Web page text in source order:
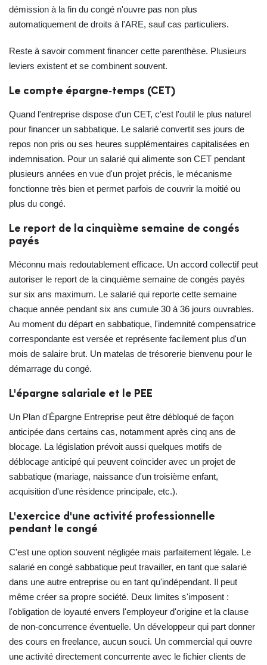
démission à la fin du congé n'ouvre pas non plus
automatiquement de droits à l'ARE, sauf cas particuliers.
Reste à savoir comment financer cette parenthèse. Plusieurs
leviers existent et se combinent souvent.
Le compte épargne‑temps (CET)
Quand l'entreprise dispose d'un CET, c'est l'outil le plus naturel
pour financer un sabbatique. Le salarié convertit ses jours de
repos non pris ou ses heures supplémentaires capitalisées en
indemnisation. Pour un salarié qui alimente son CET pendant
plusieurs années en vue d'un projet précis, le mécanisme
fonctionne très bien et permet parfois de couvrir la moitié ou
plus du congé.
Le report de la cinquième semaine de congés
payés
Méconnu mais redoutablement efficace. Un accord collectif peut
autoriser le report de la cinquième semaine de congés payés
sur six ans maximum. Le salarié qui reporte cette semaine
chaque année pendant six ans cumule 30 à 36 jours ouvrables.
Au moment du départ en sabbatique, l'indemnité compensatrice
correspondante est versée et représente facilement plus d'un
mois de salaire brut. Un matelas de trésorerie bienvenu pour le
démarrage du congé.
L'épargne salariale et le PEE
Un Plan d'Épargne Entreprise peut être débloqué de façon
anticipée dans certains cas, notamment après cinq ans de
blocage. La législation prévoit aussi quelques motifs de
déblocage anticipé qui peuvent coïncider avec un projet de
sabbatique (mariage, naissance d'un troisième enfant,
acquisition d'une résidence principale, etc.).
L'exercice d'une activité professionnelle
pendant le congé
C'est une option souvent négligée mais parfaitement légale. Le
salarié en congé sabbatique peut travailler, en tant que salarié
dans une autre entreprise ou en tant qu'indépendant. Il peut
même créer sa propre société. Deux limites s'imposent :
l'obligation de loyauté envers l'employeur d'origine et la clause
de non‑concurrence éventuelle. Un développeur qui part donner
des cours en freelance, aucun souci. Un commercial qui ouvre
une activité directement concurrente avec le fichier clients de